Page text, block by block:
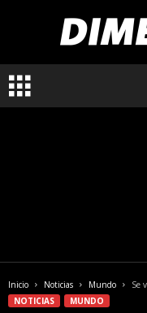
q
t
Inicio Noticias Mundo
Se
NOTICIAS
MUNDO